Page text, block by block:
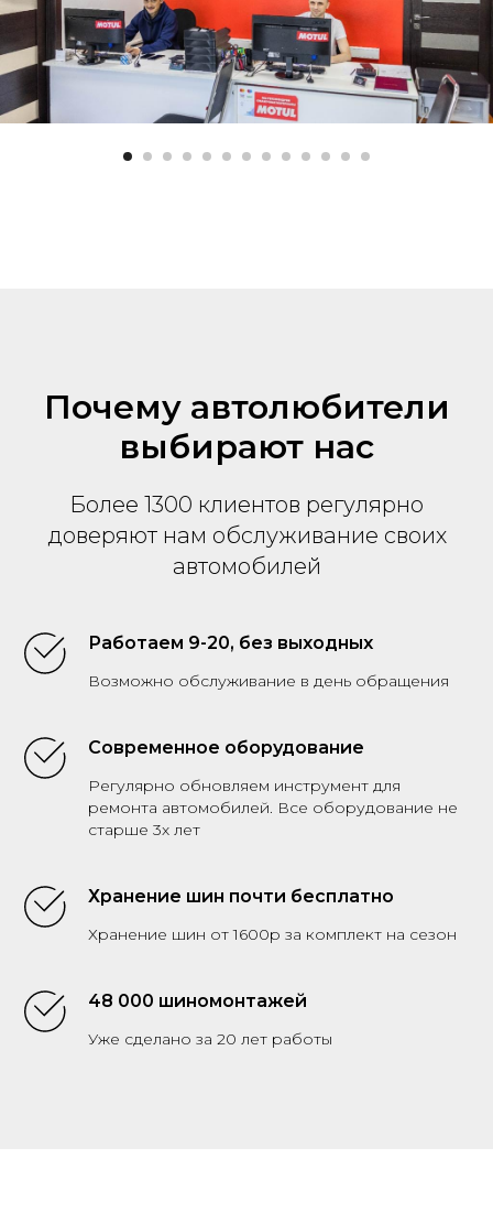
Почему автолюбители
выбирают нас
Более 1300 клиентов регулярно
доверяют нам обслуживание своих
автомобилей
Работаем 9-20, без выходных
Возможно обслуживание в день обращения
Современное оборудование
Регулярно обновляем инструмент для
ремонта автомобилей. Все оборудование не
старше 3х лет
Хранение шин почти бесплатно
Хранение шин от 1600р за комплект на сезон
48 000 шиномонтажей
Уже сделано за 20 лет работы